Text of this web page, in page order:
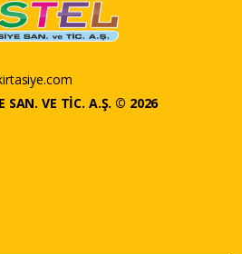
SAN. VE TİC. A.Ş. © 2026